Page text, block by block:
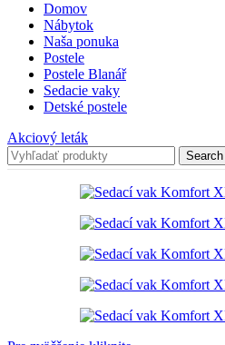
Domov
Nábytok
Naša ponuka
Postele
Postele Blanář
Sedacie vaky
Detské postele
Akciový leták
Search